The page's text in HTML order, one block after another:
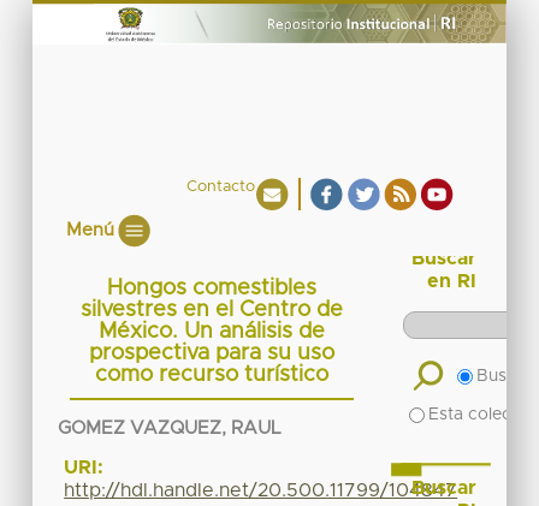
Contacto
Menú
Hongos comestibles
silvestres en el Centro de
México. Un análisis de
prospectiva para su uso
como recurso turístico
GOMEZ VAZQUEZ, RAUL
URI:
http://hdl.handle.net/20.500.11799/104847
Buscar
en RI
Buscar
Esta
Buscar